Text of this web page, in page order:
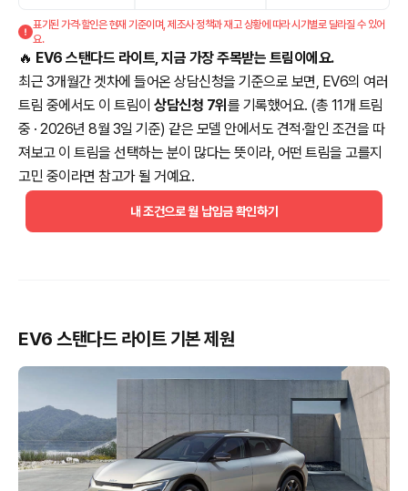
표기된 가격·할인은 현재 기준이며, 제조사 정책과 재고 상황에 따라 시기별로 달라질 수 있어
요.
🔥 EV6 스탠다드 라이트, 지금 가장 주목받는 트림이에요.
최근 3개월간 겟차에 들어온 상담신청을 기준으로 보면, EV6의 여러
트림 중에서도 이 트림이 상담신청 7위 를 기록했어요. (총 11개 트림
중 · 2026년 8월 3일 기준) 같은 모델 안에서도 견적·할인 조건을 따
져보고 이 트림을 선택하는 분이 많다는 뜻이라, 어떤 트림을 고를지
고민 중이라면 참고가 될 거예요.
내 조건으로 월 납입금 확인하기
EV6 스탠다드 라이트 기본 제원